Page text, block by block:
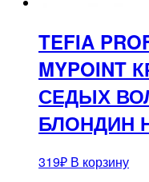
TEFIA
MYPOINT
СЕДЫХ
БЛОНДИН
319₽ В корзину